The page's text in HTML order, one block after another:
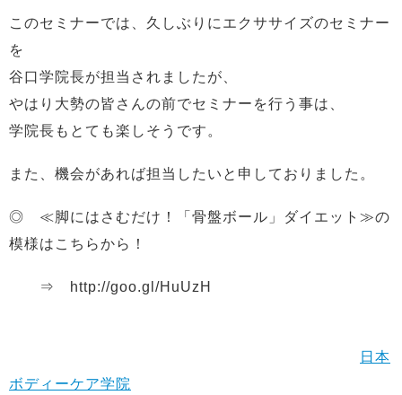
このセミナーでは、久しぶりにエクササイズのセミナー
を
谷口学院長が担当されましたが、
やはり大勢の皆さんの前でセミナーを行う事は、
学院長もとても楽しそうです。
また、機会があれば担当したいと申しておりました。
◎ ≪脚にはさむだけ！「骨盤ボール」ダイエット≫の
模様はこちらから！
⇒ http://goo.gl/HuUzH
日本
ボディーケア学院